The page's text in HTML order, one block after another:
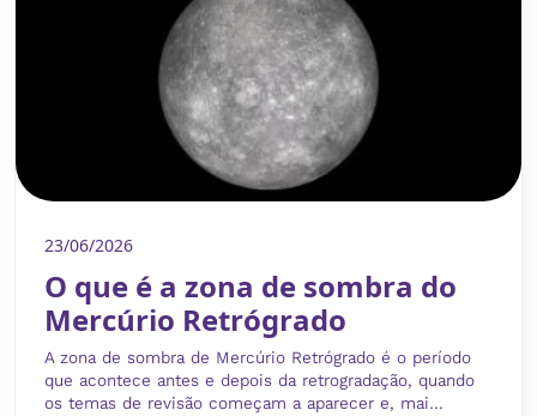
23/06/2026
O que é a zona de sombra do
Mercúrio Retrógrado
A zona de sombra de Mercúrio Retrógrado é o período
que acontece antes e depois da retrogradação, quando
os temas de revisão começam a aparecer e, mai...